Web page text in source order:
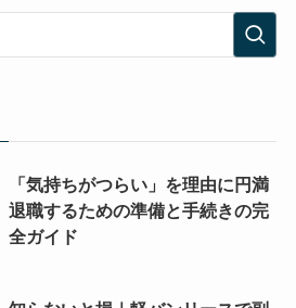
「気持ちがつらい」を理由に円満
退職するための準備と手続きの完
全ガイド